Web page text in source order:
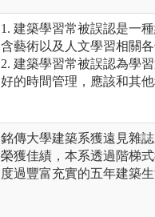
1. 建築學習常被誤認是一
含藝術以及人文學習相關各
2. 建築學習常被誤認為學
好的時間管理，應該和其
銘傳大學建築系獲遠見雜
榮獲佳績，本系透過階梯
度過豐富充實的五年建築生